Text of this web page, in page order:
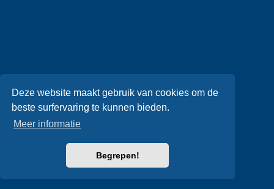
Deze website maakt gebruik van cookies om de
beste surfervaring te kunnen bieden.
Meer informatie
Begrepen!